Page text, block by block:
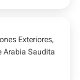
Exteriores,
Arabia Saudita